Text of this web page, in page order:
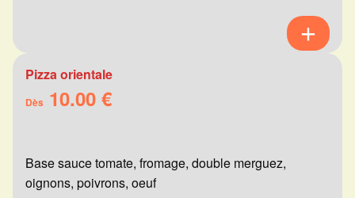
Pizza orientale
Dès 10.00 €
Base sauce tomate, fromage, double merguez,
oignons, poivrons, oeuf